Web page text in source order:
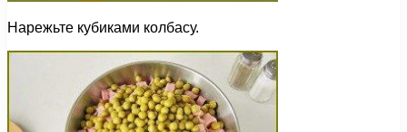
Нарежьте кубиками колбасу.